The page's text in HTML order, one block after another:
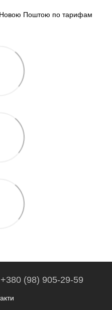
Поштою по тарифам
+380 (98) 905-29-59